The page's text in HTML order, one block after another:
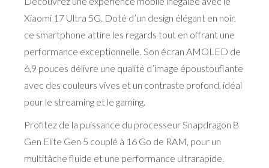
Xiaomi 17 Ultra 5G. Doté d’un design élégant en noir,
ce smartphone attire les regards tout en offrant une
performance exceptionnelle. Son écran AMOLED de
6,9 pouces délivre une qualité d’image époustouflante
avec des couleurs vives et un contraste profond, idéal
pour le streaming et le gaming.
Profitez de la puissance du processeur Snapdragon 8
Gen Elite Gen 5 couplé à 16 Go de RAM, pour un
multitâche fluide et une performance ultrarapide.